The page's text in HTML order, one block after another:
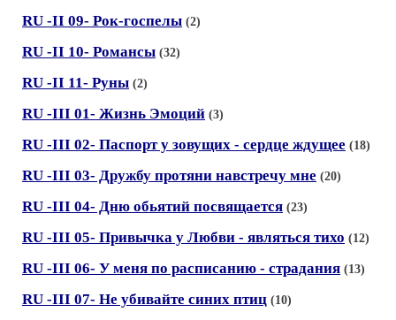
RU -II 09- Рок-госпелы (2)
RU -II 10- Романсы (32)
RU -II 11- Руны (2)
RU -III 01- Жизнь Эмоций (3)
RU -III 02- Паспорт у зовущих - сердце ждущее (18)
RU -III 03- Дружбу протяни навстречу мне (20)
RU -III 04- Дню обьятий посвящается (23)
RU -III 05- Привычка у Любви - являться тихо (12)
RU -III 06- У меня по расписанию - страдания (13)
RU -III 07- Не убивайте синих птиц (10)